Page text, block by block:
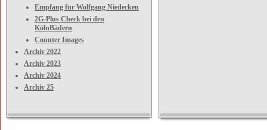
Empfang für Wolfgang Niedecken
2G-Plus Check bei den
KölnBädern
Counter Images
Archiv 2022
Archiv 2023
Archiv 2024
Archiv 25